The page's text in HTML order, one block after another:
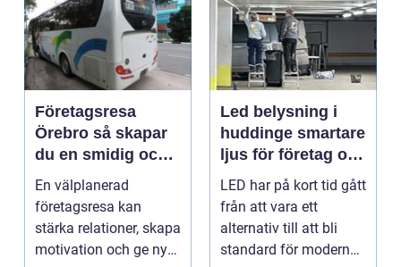
Företagsresa
Örebro så skapar
du en smidig och
minnesvärd resa
för hela teamet
En välplanerad
företagsresa kan
stärka relationer, skapa
motivation och ge ny
Led belysning i
huddinge smartare
ljus för företag och
fastigheter
LED har på kort tid gått
från att vara ett
alternativ till att bli
standard för modern